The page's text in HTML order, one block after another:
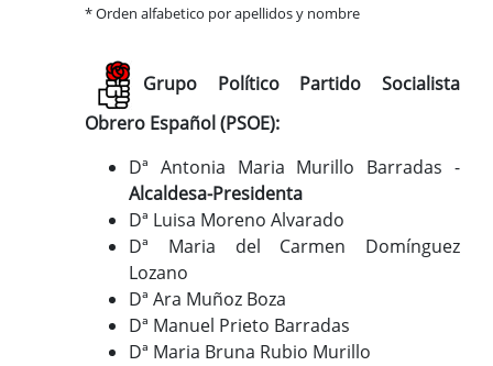
Historia
Gastronomía
Fiestas
Población
Archivo Municipal
Correo-e gratis
Códigos para FACe
* Orden alfabetico por apellidos y nombre
Grupo Político Partido Socialista
Obrero Español (PSOE):
Dª Antonia Maria Murillo Barradas -
Alcaldesa-Presidenta
Dª Luisa Moreno Alvarado
Dª Maria del Carmen Domínguez
Lozano
Dª Ara Muñoz Boza
Dª Manuel Prieto Barradas
Dª Maria Bruna Rubio Murillo